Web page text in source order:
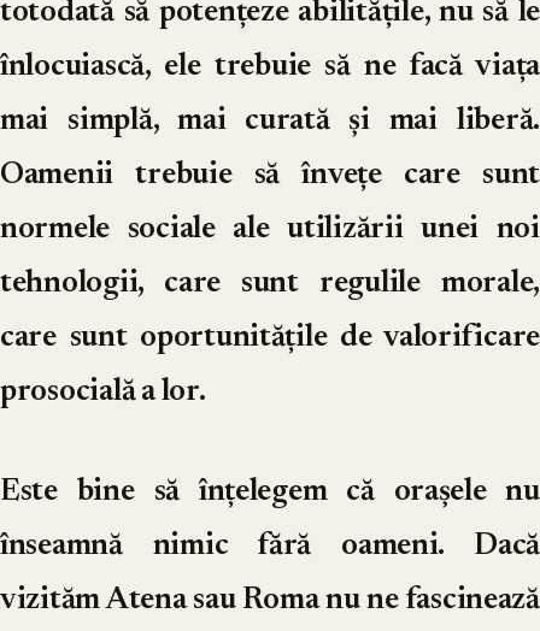
totodată să potențeze abilitățile, nu să le
înlocuiască, ele trebuie să ne facă viața
mai simplă, mai curată și mai liberă.
Oamenii trebuie să învețe care sunt
normele sociale ale utilizării unei noi
tehnologii, care sunt regulile morale,
care sunt oportunitățile de valorificare
prosocială a lor.
Este bine să înțelegem că orașele nu
înseamnă nimic fără oameni. Dacă
vizităm Atena sau Roma nu ne fascinează